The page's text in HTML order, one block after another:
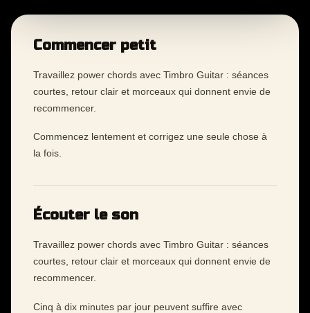
Commencer petit
Travaillez power chords avec Timbro Guitar : séances
courtes, retour clair et morceaux qui donnent envie de
recommencer.
Commencez lentement et corrigez une seule chose à
la fois.
Écouter le son
Travaillez power chords avec Timbro Guitar : séances
courtes, retour clair et morceaux qui donnent envie de
recommencer.
Cinq à dix minutes par jour peuvent suffire avec